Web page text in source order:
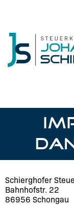
Schierghofer
Bahnhofstr. 22
86956 Schongau